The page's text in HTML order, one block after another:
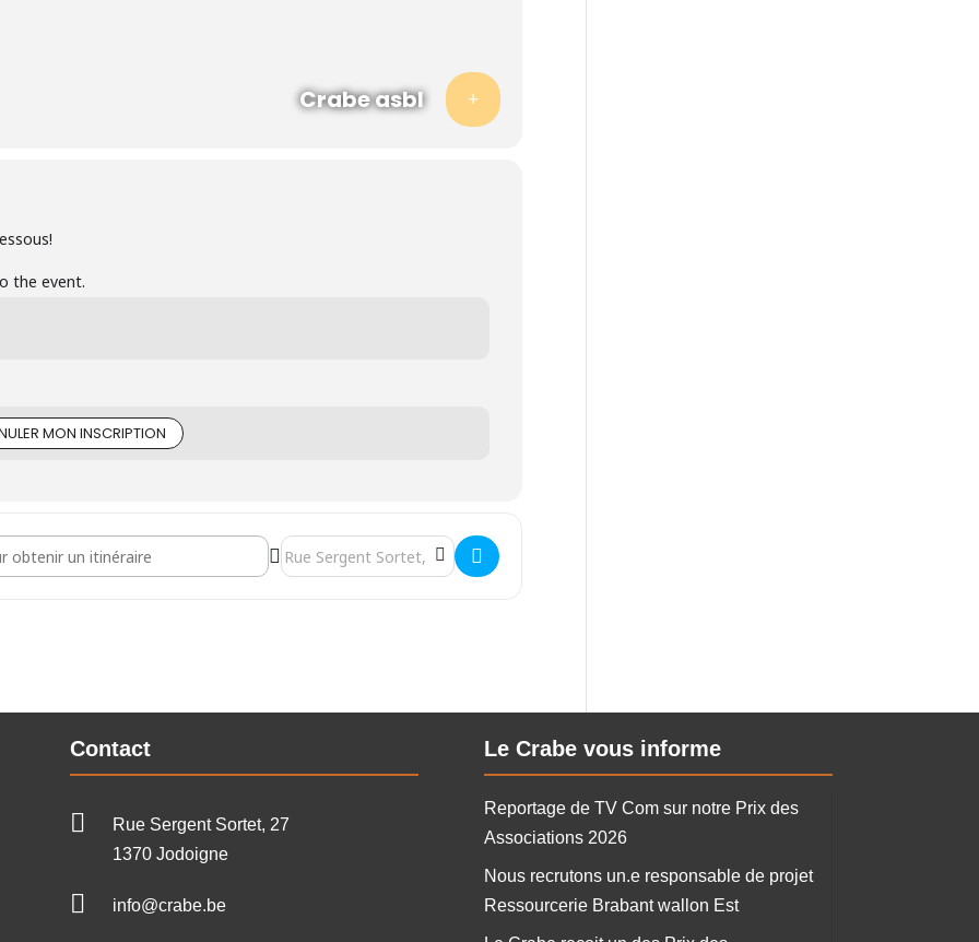
Crabe asbl
the event.
MON INSCRIPTION
- Formation "Ouvrier en Parcs et Jardins écologiques" []Destination Address - Séance d'informations - Formation "Ouvrier en Parcs et Jardins
Contact

Rue Sergent Sortet, 27
1370 Jodoigne
 info@crabe.be
Le Crabe vous informe
Reportage de TV Com sur notre Prix des
Associations 2026
Nous recrutons un.e responsable de projet
Ressourcerie Brabant wallon Est